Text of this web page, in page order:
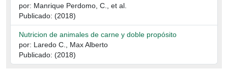
por: Manrique Perdomo, C., et al.
Publicado: (2018)
Nutricion de animales de carne y doble propósito
por: Laredo C., Max Alberto
Publicado: (2018)